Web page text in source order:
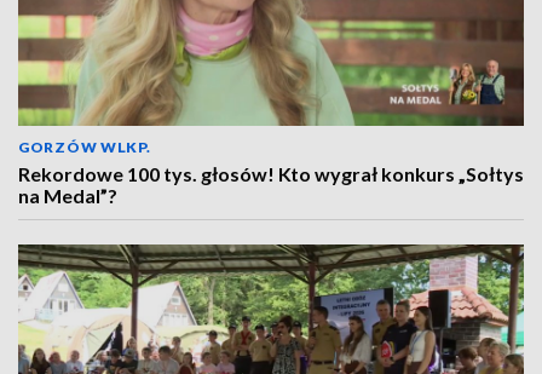
GORZÓW WLKP.
Rekordowe 100 tys. głosów! Kto wygrał konkurs „Sołtys
na Medal”?